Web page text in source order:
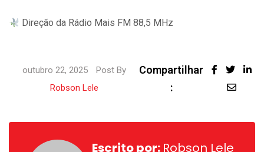
Direção da Rádio Mais FM 88,5 MHz
outubro 22, 2025
Post By
Robson Lele
Compartilhar
:
LinkedIn
Share
Email
Escrito por: Robson Lele